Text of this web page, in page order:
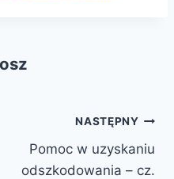
NASTĘPNY
Pomoc w uzyskaniu
odszkodowania – cz.